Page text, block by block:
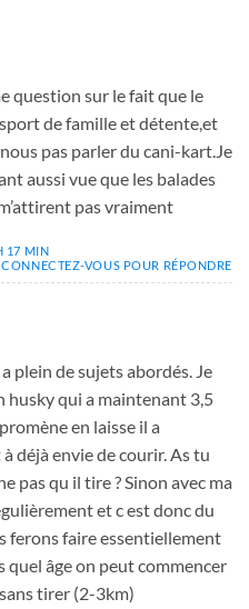
question sur le fait que le
de famille et détente,et
pas parler du cani-kart.Je
aussi vue que les balades
pas vraiment
17 MIN
CONNECTEZ-VOUS POUR RÉPONDRE
plein de sujets abordés. Je
husky qui a maintenant 3,5
en laisse il a
déjà envie de courir. As tu
pas qu il tire ? Sinon avec ma
et c est donc du
ferons faire essentiellement
quel âge on peut commencer
tirer (2-3km)